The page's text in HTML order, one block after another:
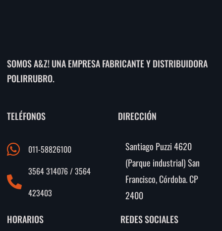
SOMOS A&Z! UNA EMPRESA FABRICANTE Y DISTRIBUIDORA
POLIRRUBRO.
TELÉFONOS
011-58826100
3564 314076 / 3564
423403
DIRECCIÓN
Santiago Puzzi 4620
(Parque industrial) San
Francisco, Córdoba. CP
2400
HORARIOS
REDES SOCIALES